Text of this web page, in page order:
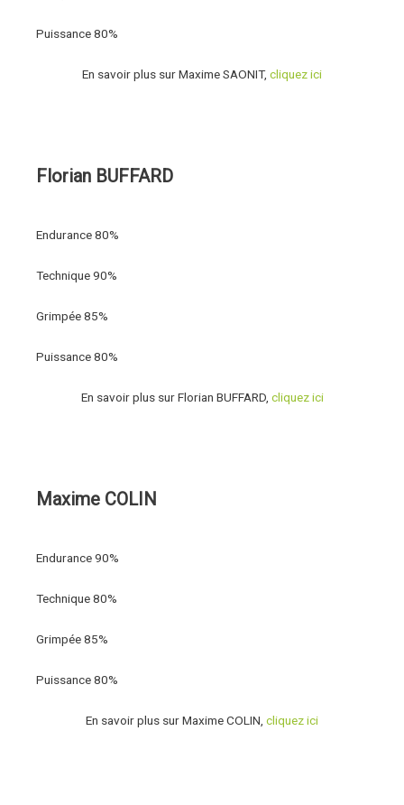
Puissance80%
En savoir plus sur Maxime SAONIT, cliquez ici
Florian BUFFARD
Endurance80%
Technique90%
Grimpée85%
Puissance80%
En savoir plus sur Florian BUFFARD, cliquez ici
Maxime COLIN
Endurance90%
Technique80%
Grimpée85%
Puissance80%
En savoir plus sur Maxime COLIN, cliquez ici